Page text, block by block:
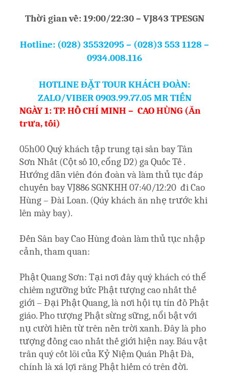
Thời gian về: 19:00/22:30 – VJ843 TPESGN
Hotline: (028) 35532095 – (028)3 553 1128 –
0934.008.116
HOTLINE ĐẶT TOUR KHÁCH ĐOÀN:
ZALO/VIBER 0903.99.77.05 MR TIẾN
NGÀY 1: TP. HỒ CHÍ MINH – CAO HÙNG (Ăn
trưa, tối)
05h00 Quý khách tập trung tại sân bay Tân
Sơn Nhất (Cột số 10, cổng D2) ga Quốc Tế .
Hướng dẫn viên đón đoàn và làm thủ tục đáp
chuyến bay VJ886 SGNKHH 07:40/12:20 đi Cao
Hùng – Đài Loan. (Qúy khách ăn nhẹ trước khi
lên mày bay).
Đến Sân bay Cao Hùng đoàn làm thủ tục nhập
cảnh, tham quan:
Phật Quang Sơn: Tại nơi đây quý khách có thể
chiêm ngưỡng bức Phật tượng cao nhất thế
giới – Đại Phật Quang, là nơi hội tụ tín đồ Phật
giáo. Pho tượng Phật sừng sững, nổi bật với
nụ cười hiền từ trên nền trời xanh. Đây là pho
tượng đồng cao nhất thế giới hiện nay. Báu vật
trân quý cốt lõi của Kỷ Niệm Quán Phật Đà,
chính là xá lợi răng Phật hiếm có trên đời.